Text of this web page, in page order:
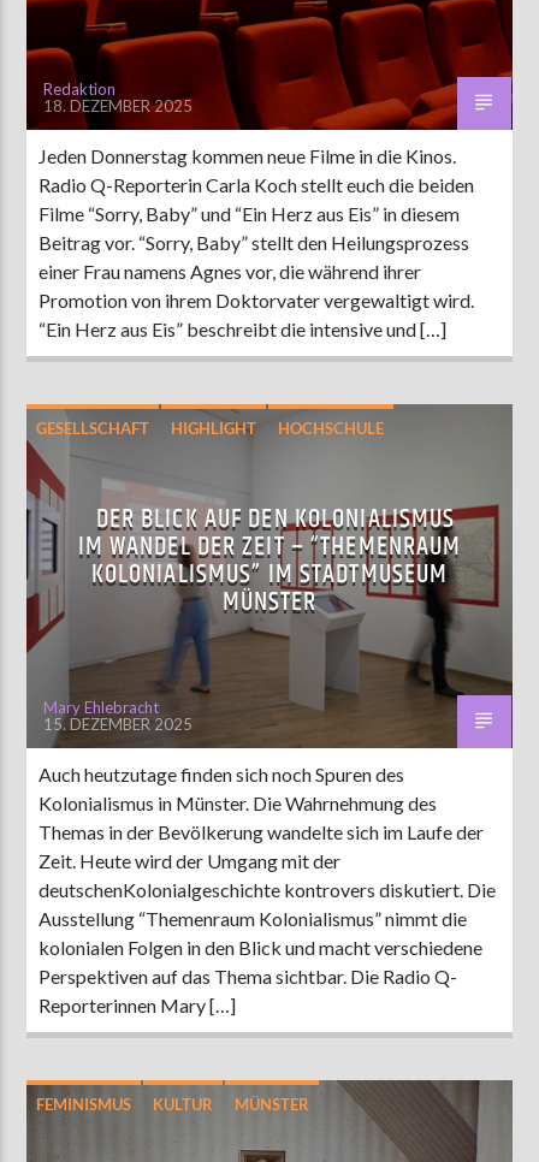
Redaktion
18. DEZEMBER 2025
Jeden Donnerstag kommen neue Filme in die Kinos.
Radio Q-Reporterin Carla Koch stellt euch die beiden
Filme “Sorry, Baby” und “Ein Herz aus Eis” in diesem
Beitrag vor. “Sorry, Baby” stellt den Heilungsprozess
einer Frau namens Agnes vor, die während ihrer
Promotion von ihrem Doktorvater vergewaltigt wird.
“Ein Herz aus Eis” beschreibt die intensive und […]
GESELLSCHAFT HIGHLIGHT HOCHSCHULE
INTERVIEW
DER BLICK AUF DEN KOLONIALISMUS
IM WANDEL DER ZEIT – “THEMENRAUM
KOLONIALISMUS” IM STADTMUSEUM
MÜNSTER
Mary Ehlebracht
15. DEZEMBER 2025
Auch heutzutage finden sich noch Spuren des
Kolonialismus in Münster. Die Wahrnehmung des
Themas in der Bevölkerung wandelte sich im Laufe der
Zeit. Heute wird der Umgang mit der
deutschenKolonialgeschichte kontrovers diskutiert. Die
Ausstellung “Themenraum Kolonialismus” nimmt die
kolonialen Folgen in den Blick und macht verschiedene
Perspektiven auf das Thema sichtbar. Die Radio Q-
Reporterinnen Mary […]
FEMINISMUS KULTUR MÜNSTER